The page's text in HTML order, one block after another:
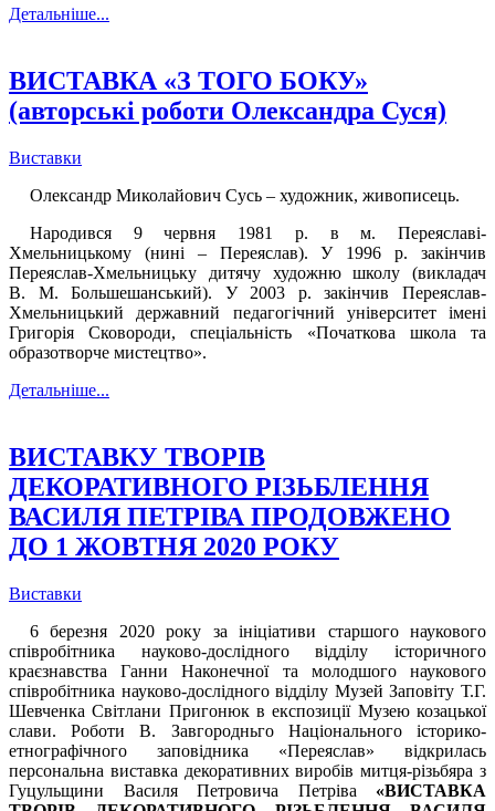
Детальніше...
ВИСТАВКА «З ТОГО БОКУ»
(авторські роботи Олександра Суся)
Виставки
Олександр Миколайович Сусь – художник, живописець.
Народився 9 червня 1981 р. в м. Переяславі-
Хмельницькому (нині – Переяслав). У 1996 р. закінчив
Переяслав-Хмельницьку дитячу художню школу (викладач
В. М. Большешанський). У 2003 р. закінчив Переяслав-
Хмельницький державний педагогічний університет імені
Григорія Сковороди, спеціальність «Початкова школа та
образотворче мистецтво».
Детальніше...
ВИСТАВКУ ТВОРІВ
ДЕКОРАТИВНОГО РІЗЬБЛЕННЯ
ВАСИЛЯ ПЕТРІВА ПРОДОВЖЕНО
ДО 1 ЖОВТНЯ 2020 РОКУ
Виставки
6 березня 2020 року за ініціативи старшого наукового
співробітника науково-дослідного відділу історичного
краєзнавства Ганни Наконечної та молодшого наукового
співробітника науково-дослідного відділу Музей Заповіту Т.Г.
Шевченка Світлани Пригонюк в експозиції Музею козацької
слави. Роботи В. Завгородньго Національного історико-
етнографічного заповідника «Переяслав» відкрилась
персональна виставка декоративних виробів митця-різьбяра з
Гуцульщини Василя Петровича Петріва «ВИСТАВКА